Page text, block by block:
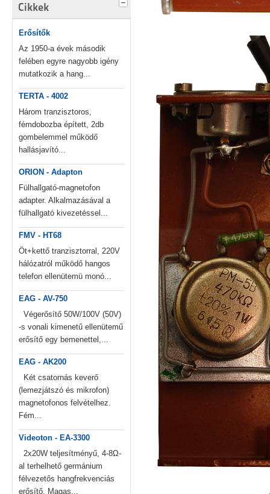
Cikkek
Erősítők
Az 1950-a évek második
felében egyre nagyobb igény
mutatkozik a hang...
TERTA - 4002
Három tranzisztoros,
fémdobozba épített, 2db
gombelemmel működő
hallásjavító...
ORION - Adapton
Fülhallgató-magnetofon
adapter. Alkalmazásával a
fülhallgató kivezetéssel...
FMV - HT68
Öt+kettő tranzisztorral, 220V
hálózatról működő hangos
telefon ellenütemü monó...
EAG - AV-750
Végerősítő 50W/100V (50V)
-s vonali kimenetű ellenütemű
erősítő egy bemenettel,...
EAG - AK200
Két csatornás keverő
(lemezjátszó és mikrofon)
magnetofonos felvételhez.
Fém...
Videoton - EA-3300
2x20W teljesítményű, 4-8Ω-
al terhelhető germánium
félvezetős hangfrekvenciás
erősítő. Magas...